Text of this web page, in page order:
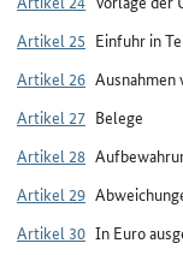
Artikel 25 Einfuhr in
Artikel 26 Ausnahmen
Artikel 27 Belege
Artikel 28
Artikel 29
Artikel 30 In Euro